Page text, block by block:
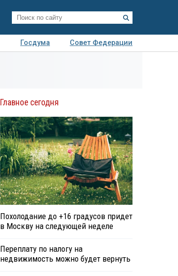
Госдума
Совет Федерации
Главное сегодня
Похолодание до +16 градусов придет
в Москву на следующей неделе
Переплату по налогу на
недвижимость можно будет вернуть